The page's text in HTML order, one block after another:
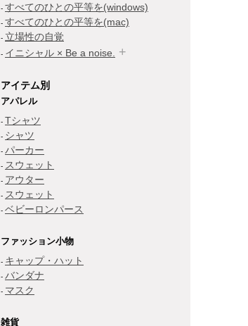
すべてのひとの平等を(windows)
すべてのひとの平等を(mac)
立場性の自覚
イニシャル × Be a noise.
アイテム別
アパレル
Tシャツ
シャツ
パーカー
スウェット
アウター
スウェット
ベビーロンパース
ファッション小物
キャップ・ハット
バンダナ
マスク
雑貨